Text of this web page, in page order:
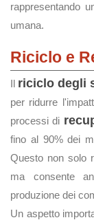
rappresentando
umana.
Riciclo e
Il riciclo degli
per ridurre
processi di
fino al 90% dei
Questo non solo
ma consente
produzione dei
Un aspetto